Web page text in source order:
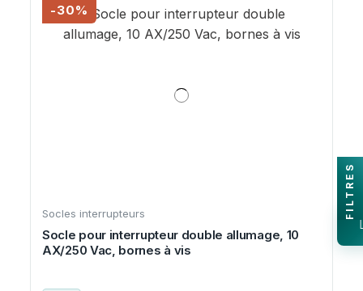
-30%
Socles interrupteurs
Socle pour interrupteur double allumage, 10
AX/250 Vac, bornes à vis
FILTRES